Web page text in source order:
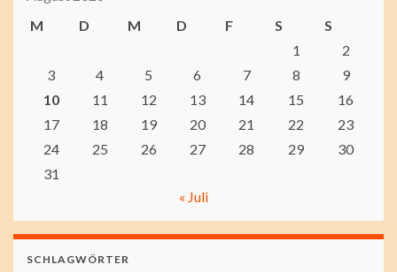
M
D M D F S
S
1
2
3
4 5 6 7 8
9
10
11 12 13 14 15
16
17
18 19 20 21 22
23
24
25 26 27 28 29
30
31
« Juli
SCHLAGWÖRTER